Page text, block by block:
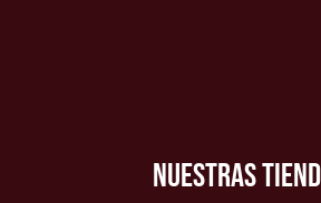
NUESTRAS